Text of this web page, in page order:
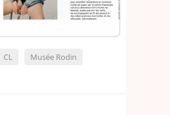
CL
Musée Rodin